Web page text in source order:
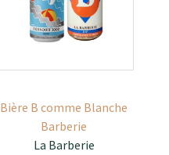
Bière B comme Blanche
Barberie
La Barberie